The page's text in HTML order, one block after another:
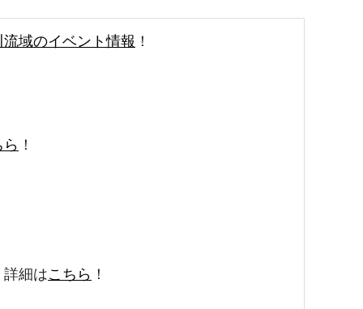
流域のイベント情報 ！
ら ！
細はこちら ！